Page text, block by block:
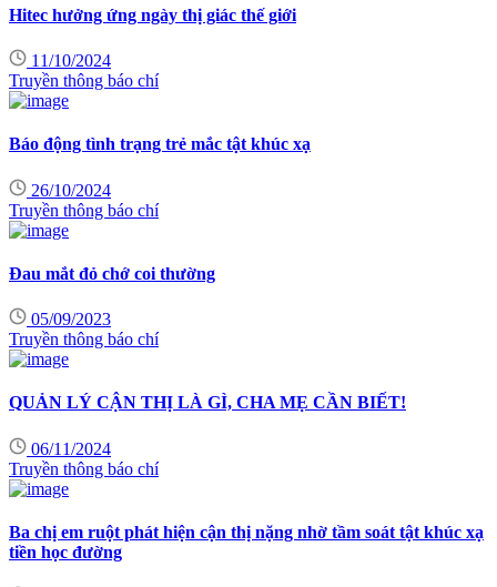
Hitec hưởng ứng ngày thị giác thế giới
11/10/2024
Truyền thông báo chí
Báo động tình trạng trẻ mắc tật khúc xạ
26/10/2024
Truyền thông báo chí
Đau mắt đỏ chớ coi thường
05/09/2023
Truyền thông báo chí
QUẢN LÝ CẬN THỊ LÀ GÌ, CHA MẸ CẦN BIẾT!
06/11/2024
Truyền thông báo chí
Ba chị em ruột phát hiện cận thị nặng nhờ tầm soát tật khúc xạ
tiền học đường